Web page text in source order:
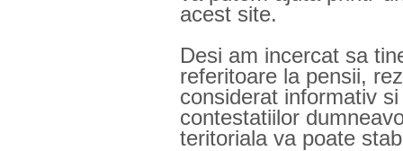
acest site.
Desi am incercat sa
referitoare la pensii,
considerat informativ
contestatiilor
teritoriala va poate